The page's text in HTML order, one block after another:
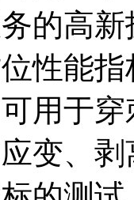
的高
性能
用于
变、